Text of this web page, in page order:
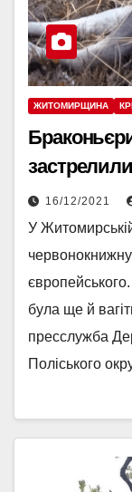
ЖИТОМИРЩИНА
16/12/2021
У
була ще й
пресслужба
Поліського